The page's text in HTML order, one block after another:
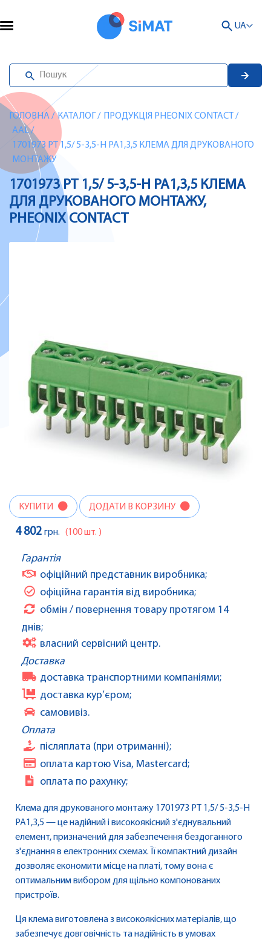
UA
ГОЛОВНА/ КАТАЛОГ / ПРОДУКЦІЯ PHEONIX CONTACT /
AAL/
1701973 PT 1,5/ 5-3,5-H PA1,3,5 КЛЕМА ДЛЯ ДРУКОВАНОГО
МОНТАЖУ
1701973 PT 1,5/ 5-3,5-H PA1,3,5 КЛЕМА
ДЛЯ ДРУКОВАНОГО МОНТАЖУ,
PHEONIX CONTACT
КУПИТИ ДОДАТИ В КОРЗИНУ
4 802 грн. (100 шт. )
Гарантія
офіційний представник виробника;
офіційна гарантія від виробника;
обмін / повернення товару протягом 14
днів;
власний сервісний центр.
Доставка
доставка транспортними компаніями;
доставка кур’єром;
самовивіз.
Оплата
післяплата (при отриманні);
оплата картою Visa, Mastercard;
оплата по рахунку;
Клема для друкованого монтажу 1701973 PT 1,5/ 5-3,5-H
PA1,3,5 — це надійний і високоякісний з'єднувальний
елемент, призначений для забезпечення бездоганного
з'єднання в електронних схемах. Її компактний дизайн
дозволяє економити місце на платі, тому вона є
оптимальним вибором для щільно компонованих
пристроїв.
Ця клема виготовлена з високоякісних матеріалів, що
забезпечує довговічність та надійність в умовах